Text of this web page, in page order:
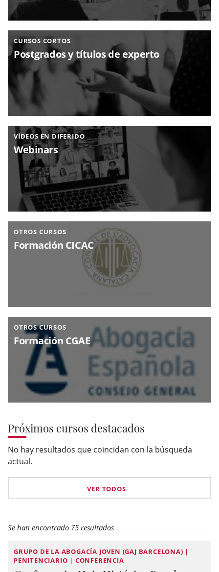
CURSOS CORTOS
Postgrados y títulos de experto
VÍDEOS EN DIFERIDO
Webinars
OTROS CURSOS
Formación CICAC
OTROS CURSOS
Formación CGAE
Próximos cursos destacados
No hay resultados que coincidan con la búsqueda
actual.
VER TODOS
Se han encontrado 75 resultados
GRUPO DE LA ABOGACÍA JOVEN (GAJ BARCELONA) |
PENITENCIARIO | CONFERENCIA